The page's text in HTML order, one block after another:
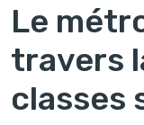
Le
travers
classes